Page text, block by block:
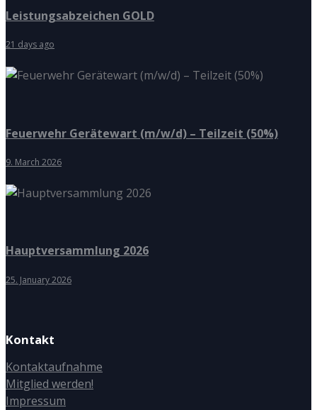
Leistungsabzeichen GOLD
21 days ago
Feuerwehr Gerätewart (m/w/d) – Teilzeit (50%)
9. March 2026
Hauptversammlung 2026
25. January 2026
Kontakt
Kontaktaufnahme
Mitglied werden!
Impressum